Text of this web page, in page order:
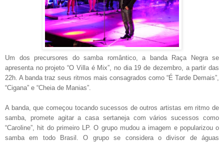
Um dos precursores do samba romântico, a banda Raça Negra se
apresenta no projeto “O Villa é Mix”, no dia 19 de dezembro, a partir das
22h. A banda traz seus ritmos mais consagrados como “É Tarde Demais”,
“Cigana” e “Cheia de Manias”.
A banda, que começou tocando sucessos de outros artistas em ritmo de
samba, promete agitar a casa sertaneja com vários sucessos como
“Caroline”, hit do primeiro LP. O grupo mudou a imagem e popularizou o
samba em todo Brasil. O grupo se considera o divisor de águas